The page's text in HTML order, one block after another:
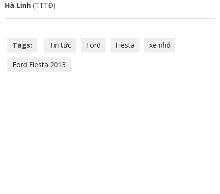
Hà Linh (TTTĐ)
Tags: Tin tức Ford Fiesta xe nhỏ
Ford Fiesta 2013